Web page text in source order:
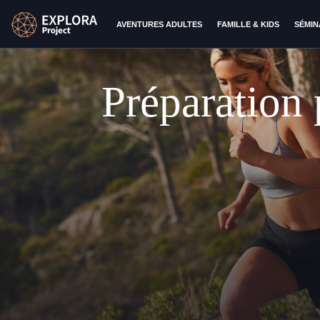
AVENTURES ADULTES FAMILLE & KIDS
Préparation